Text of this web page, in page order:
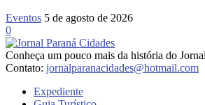
Eventos 5 de agosto de 2026
0
Conheça um pouco mais da história do
Contato: jornalparanacidades@hotmail.com
Expediente